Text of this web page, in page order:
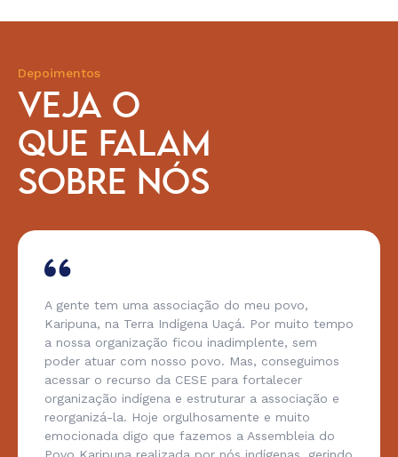
Depoimentos
VEJA O
QUE FALAM
SOBRE NÓS
A gente tem uma associação do meu povo,
Karipuna, na Terra Indígena Uaçá. Por muito tempo
a nossa organização ficou inadimplente, sem
poder atuar com nosso povo. Mas, conseguimos
acessar o recurso da CESE para fortalecer
organização indígena e estruturar a associação e
reorganizá-la. Hoje orgulhosamente e muito
emocionada digo que fazemos a Assembleia do